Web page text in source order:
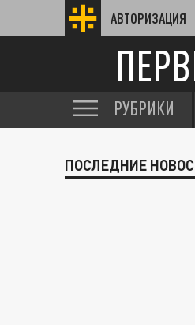
АВТОРИЗАЦИЯ
РУБРИКИ
ПОСЛЕДНИЕ